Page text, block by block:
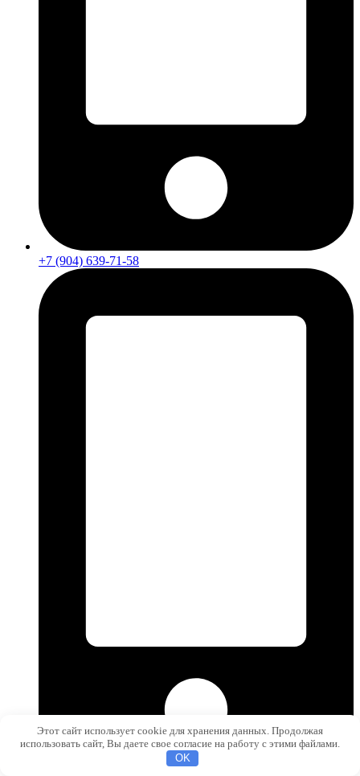
+7 (904) 639-71-58
Этот сайт использует cookie для хранения данных. Продолжая
использовать сайт, Вы даете свое согласие на работу с этими файлами.
OK